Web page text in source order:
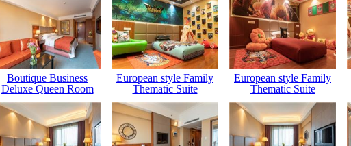
Boutique Business
Deluxe Queen Room
European style Family
Thematic Suite
European style Family
Thematic Suite